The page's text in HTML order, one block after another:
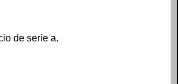
de serie a.